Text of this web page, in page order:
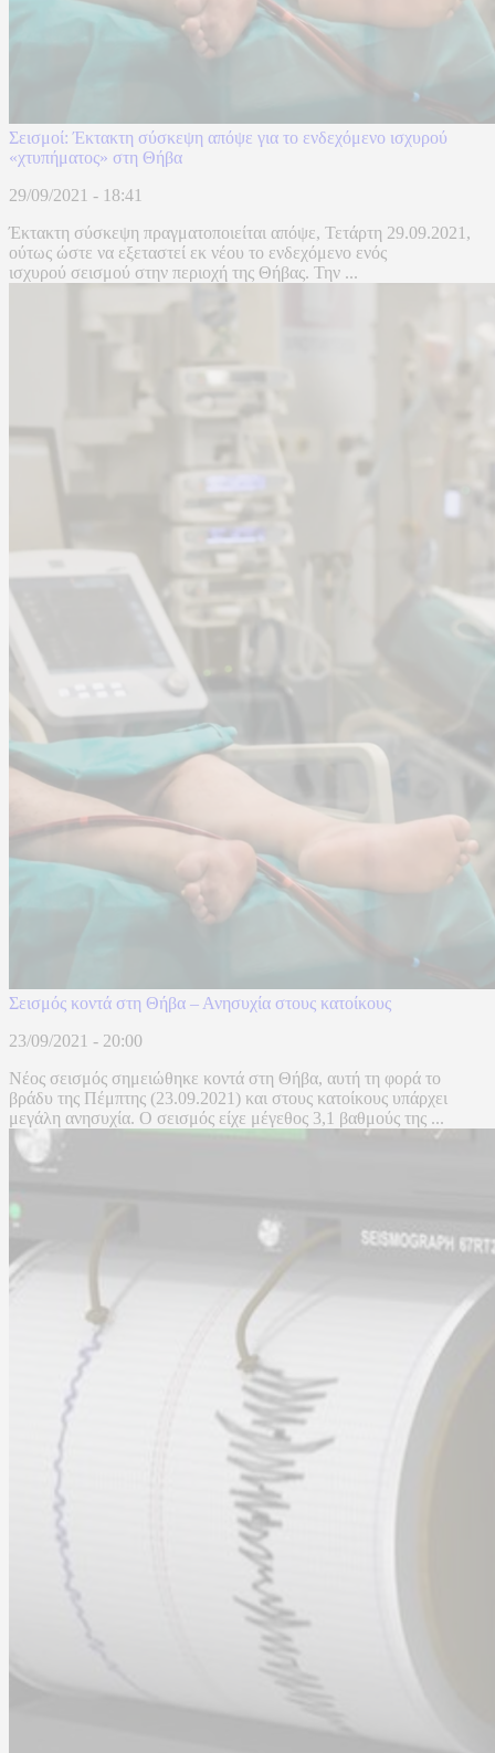
Σεισμοί: Έκτακτη σύσκεψη απόψε για το ενδεχόμενο ισχυρού
«χτυπήματος» στη Θήβα
29/09/2021 - 18:41
Έκτακτη σύσκεψη πραγματοποιείται απόψε, Τετάρτη 29.09.2021,
ούτως ώστε να εξεταστεί εκ νέου το ενδεχόμενο ενός
ισχυρού σεισμού στην περιοχή της Θήβας. Την ...
Σεισμός κοντά στη Θήβα – Ανησυχία στους κατοίκους
23/09/2021 - 20:00
Νέος σεισμός σημειώθηκε κοντά στη Θήβα, αυτή τη φορά το
βράδυ της Πέμπτης (23.09.2021) και στους κατοίκους υπάρχει
μεγάλη ανησυχία. Ο σεισμός είχε μέγεθος 3,1 βαθμούς της ...